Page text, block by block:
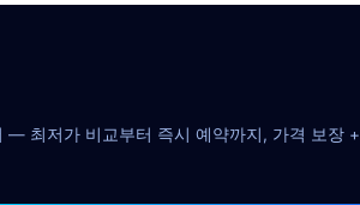
— 최저가 비교부터 즉시 예약까지, 가격 보장 +